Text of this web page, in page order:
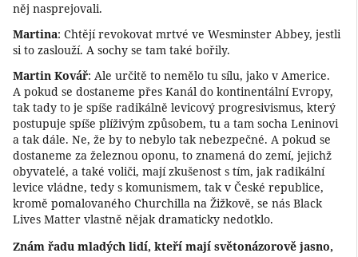
něj nasprejovali.
Martina: Chtějí revokovat mrtvé ve Wesminster Abbey, jestli
si to zaslouží. A sochy se tam také bořily.
Martin Kovář: Ale určitě to nemělo tu sílu, jako v Americe.
A pokud se dostaneme přes Kanál do kontinentální Evropy,
tak tady to je spíše radikálně levicový progresivismus, který
postupuje spíše plíživým způsobem, tu a tam socha Leninovi
a tak dále. Ne, že by to nebylo tak nebezpečné. A pokud se
dostaneme za železnou oponu, to znamená do zemí, jejichž
obyvatelé, a také voliči, mají zkušenost s tím, jak radikální
levice vládne, tedy s komunismem, tak v České republice,
kromě pomalovaného Churchilla na Žižkově, se nás Black
Lives Matter vlastně nějak dramaticky nedotklo.
Znám řadu mladých lidí, kteří mají světonázorově jasno,